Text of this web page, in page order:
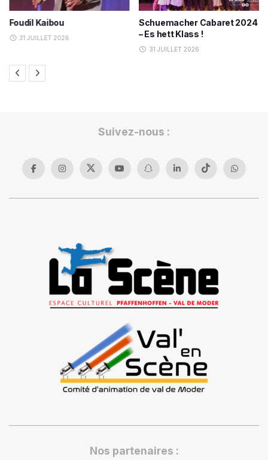
Schuemacher Cabaret 2024
– Es hett Klass !
Concert du Nouvel An –
Buerekapall
31 JUILLET 2026
Suivez-nous :
Nos partenaires :